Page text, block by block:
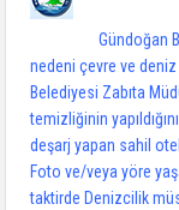
Gündoğan
nedeni çevre ve deniz
Belediyesi Zabıta
temizliğinin
deşarj yapan sahil
Foto ve/veya yöre
taktirde Denizcilik